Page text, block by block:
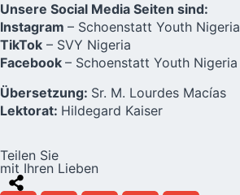
Unsere Social Media Seiten sind:
Instagram – Schoenstatt Youth Nigeria
TikTok – SVY Nigeria
Facebook – Schoenstatt Youth Nigeria
Übersetzung: Sr. M. Lourdes Macías
Lektorat: Hildegard Kaiser
Teilen Sie
mit Ihren Lieben